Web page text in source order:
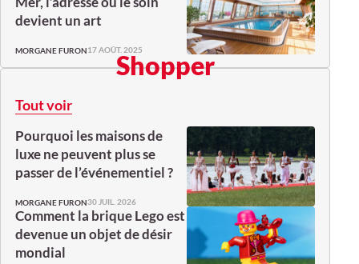
devient un art
MORGANE FURON17 AOÛT. 2025Shopper
Tout voir
Pourquoi les maisons de
luxe ne peuvent plus se
passer de l’événementiel ?
MORGANE FURON30 JUIL. 2026
Comment la brique Lego est
devenue un objet de désir
mondial